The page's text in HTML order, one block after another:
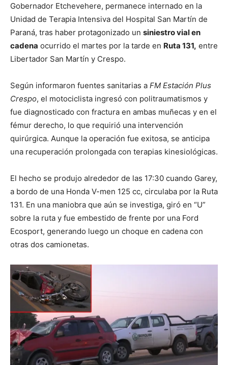
Gobernador Etchevehere, permanece internado en la
Unidad de Terapia Intensiva del Hospital San Martín de
Paraná, tras haber protagonizado un siniestro vial en
cadena ocurrido el martes por la tarde en Ruta 131, entre
Libertador San Martín y Crespo.
Según informaron fuentes sanitarias a FM Estación Plus
Crespo, el motociclista ingresó con politraumatismos y
fue diagnosticado con fractura en ambas muñecas y en el
fémur derecho, lo que requirió una intervención
quirúrgica. Aunque la operación fue exitosa, se anticipa
una recuperación prolongada con terapias kinesiológicas.
El hecho se produjo alrededor de las 17:30 cuando Garey,
a bordo de una Honda V-men 125 cc, circulaba por la Ruta
131. En una maniobra que aún se investiga, giró en “U”
sobre la ruta y fue embestido de frente por una Ford
Ecosport, generando luego un choque en cadena con
otras dos camionetas.